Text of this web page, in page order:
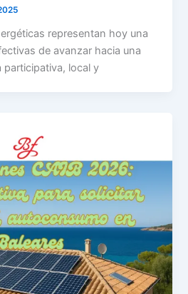
representan hoy una
de avanzar hacia una
local y